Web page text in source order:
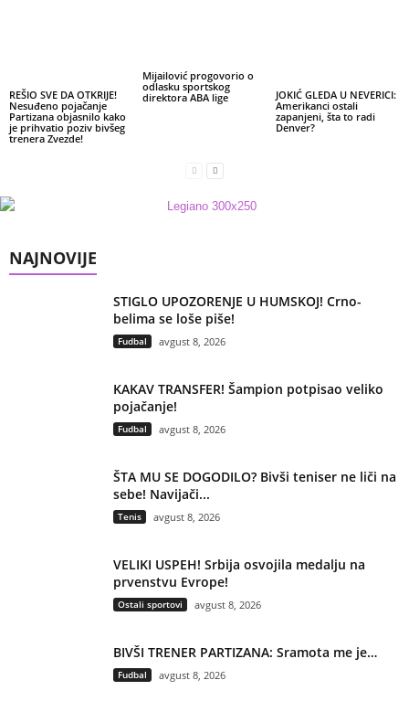
REŠIO SVE DA OTKRIJE!
Nesuđeno pojačanje
Partizana objasnilo kako
je prihvatio poziv bivšeg
trenera Zvezde!
Mijailović progovorio o
odlasku sportskog
direktora ABA lige
JOKIĆ GLEDA U NEVERICI:
Amerikanci ostali
zapanjeni, šta to radi
Denver?
NAJNOVIJE
STIGLO UPOZORENJE U HUMSKOJ! Crno-
belima se loše piše!
Fudbal avgust 8, 2026
KAKAV TRANSFER! Šampion potpisao veliko
pojačanje!
Fudbal avgust 8, 2026
ŠTA MU SE DOGODILO? Bivši teniser ne liči na
sebe! Navijači...
Tenis avgust 8, 2026
VELIKI USPEH! Srbija osvojila medalju na
prvenstvu Evrope!
Ostali sportovi avgust 8, 2026
BIVŠI TRENER PARTIZANA: Sramota me je…
Fudbal avgust 8, 2026